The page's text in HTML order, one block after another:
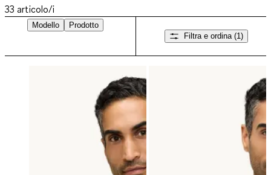
33 articolo/i
Modello
Prodotto
Filtra e ordina (1)